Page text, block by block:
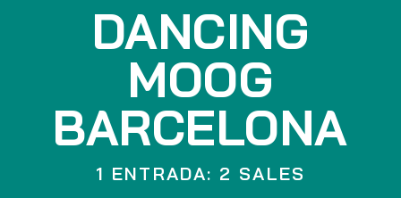
DANCING
MOOG
BARCELONA
1 ENTRADA: 2 SALES